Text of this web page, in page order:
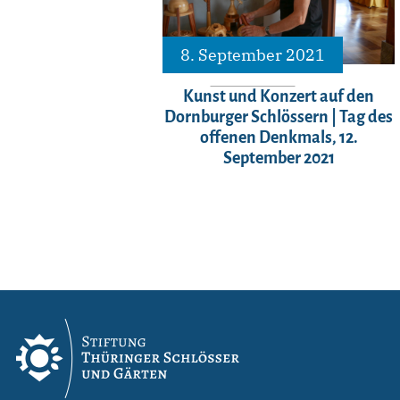
8. September 2021
Kunst und Konzert auf den
Dornburger Schlössern | Tag des
offenen Denkmals, 12.
September 2021